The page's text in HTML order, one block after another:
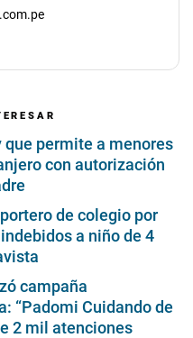
que permite a menores
con autorización
de colegio por
a niño de 4
campaña
“Padomi Cuidando de
2 mil atenciones